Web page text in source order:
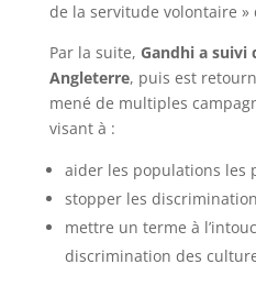
de la servitude volontaire »
Par la suite, Gandhi a suivi
Angleterre, puis est
mené de multiples
visant à :
aider les populations les
stopper les
mettre un terme à
discrimination des